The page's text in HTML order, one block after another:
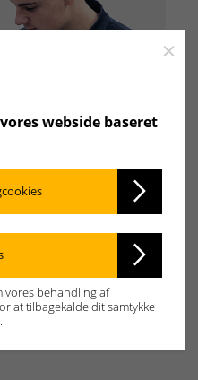
Close
webside baseret
behandling af
at tilbagekalde dit samtykke i
.